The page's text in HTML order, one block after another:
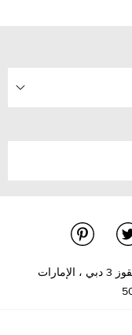
الوحدة R-10، مركز كيو إيست التجاري، القوز 3 دبي ، الإمارات